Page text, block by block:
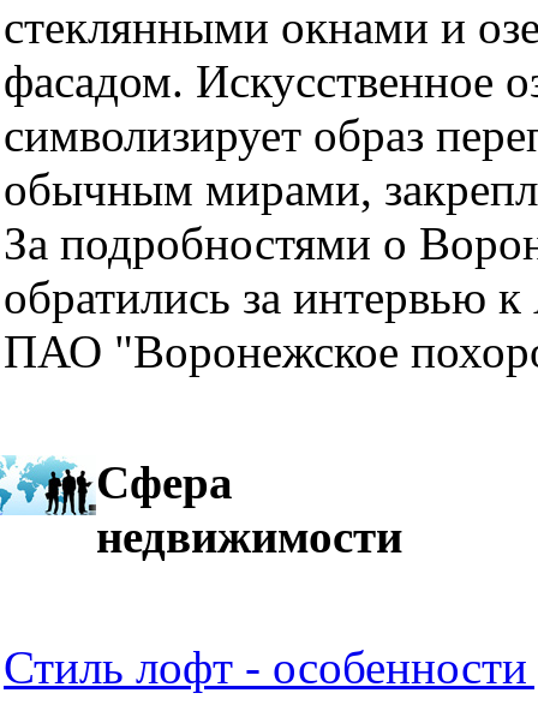
стеклянными окнами и
фасадом. Искусственное
символизирует образ
обычным мирами,
За подробностями о
обратились за интервью
ПАО "Воронежское
Сфера
недвижимости
Стиль лофт -